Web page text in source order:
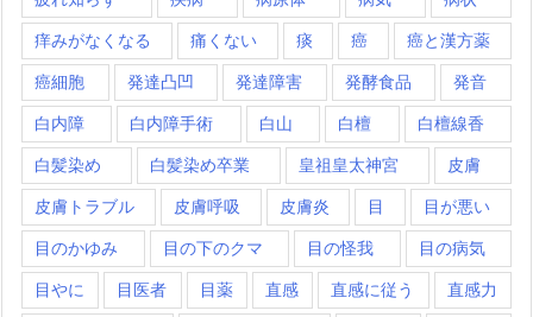
痒みがなくなる 痛くない 痰 癌 癌と漢方薬
癌細胞 発達凸凹 発達障害 発酵食品 発音
白内障 白内障手術 白山 白檀 白檀線香
白髪染め 白髪染め卒業 皇祖皇太神宮 皮膚
皮膚トラブル 皮膚呼吸 皮膚炎 目 目が悪い
目のかゆみ 目の下のクマ 目の怪我 目の病気
目やに 目医者 目薬 直感 直感に従う 直感力